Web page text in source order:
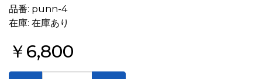
品番: punn-4
在庫: 在庫あり
￥6,800